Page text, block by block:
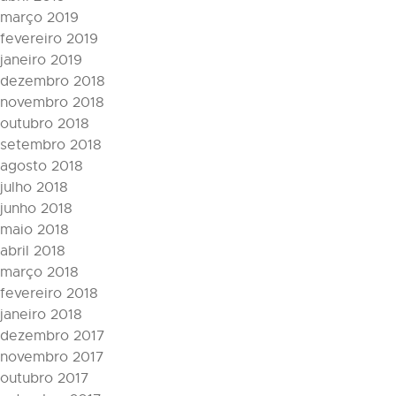
março 2019
fevereiro 2019
janeiro 2019
dezembro 2018
novembro 2018
outubro 2018
setembro 2018
agosto 2018
julho 2018
junho 2018
maio 2018
abril 2018
março 2018
fevereiro 2018
janeiro 2018
dezembro 2017
novembro 2017
outubro 2017